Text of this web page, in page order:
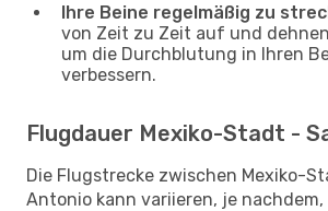
Ihre Beine regelmäßig zu
von Zeit zu Zeit auf und
um die Durchblutung in Ihren
verbessern.
Flugdauer Mexiko-Stadt -
Die Flugstrecke zwischen Mexiko-
Antonio kann variieren, je nachdem,